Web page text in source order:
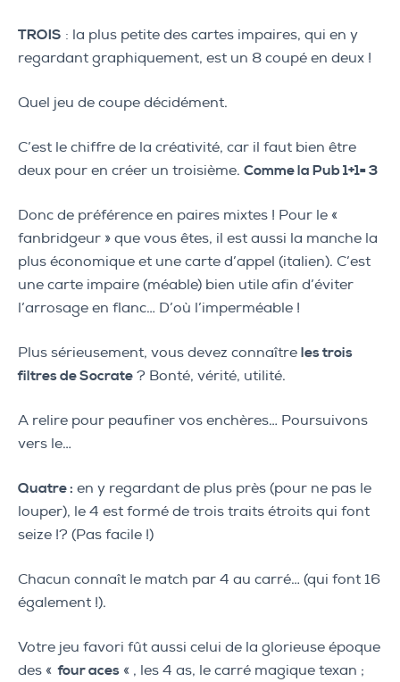
TROIS : la plus petite des cartes impaires, qui en y
regardant graphiquement, est un 8 coupé en deux !
Quel jeu de coupe décidément.
C’est le chiffre de la créativité, car il faut bien être
deux pour en créer un troisième. Comme la Pub 1+1= 3
Donc de préférence en paires mixtes ! Pour le «
fanbridgeur » que vous êtes, il est aussi la manche la
plus économique et une carte d’appel (italien). C’est
une carte impaire (méable) bien utile afin d’éviter
l’arrosage en flanc… D’où l’imperméable !
Plus sérieusement, vous devez connaître les trois
filtres de Socrate ? Bonté, vérité, utilité.
A relire pour peaufiner vos enchères… Poursuivons
vers le…
Quatre : en y regardant de plus près (pour ne pas le
louper), le 4 est formé de trois traits étroits qui font
seize !? (Pas facile !)
Chacun connaît le match par 4 au carré… (qui font 16
également !).
Votre jeu favori fût aussi celui de la glorieuse époque
des « four aces « , les 4 as, le carré magique texan ;